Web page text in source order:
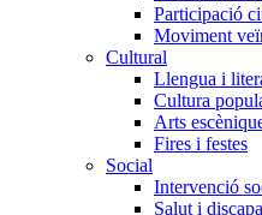
Participació
Moviment
Cultural
Llengua i
Cultura
Arts
Fires i festes
Social
Intervenció
Salut i